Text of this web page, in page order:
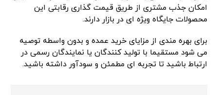
امکان جذب مشتری از طریق قیمت گذاری رقابتی این
محصولات جایگاه ویژه ای در بازار دارند.
برای بهره مندی از مزایای خرید عمده و بدون واسطه توصیه
می شود مستقیما با تولید کنندگان یا نمایندگان رسمی در
ارتباط باشید تا تجربه ای مطمئن و سودآور داشته باشید.